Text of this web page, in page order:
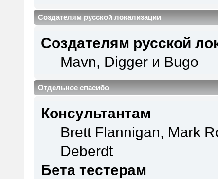
Создателям русской локализации
Создателям русской
Mavn, Digger и Bugo
Отдельное спасибо
Консультантам
Brett Flannigan, Mark
Deberdt
Бета тестерам